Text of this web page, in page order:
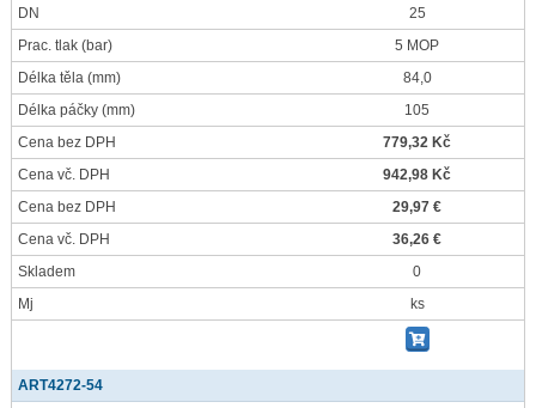
DN
25
Prac. tlak (bar)
5 MOP
Délka těla (mm)
84,0
Délka páčky (mm)
105
Cena bez DPH
779,32 Kč
Cena vč. DPH
942,98 Kč
Cena bez DPH
29,97 €
Cena vč. DPH
36,26 €
Skladem
0
Mj
ks
ART4272-54